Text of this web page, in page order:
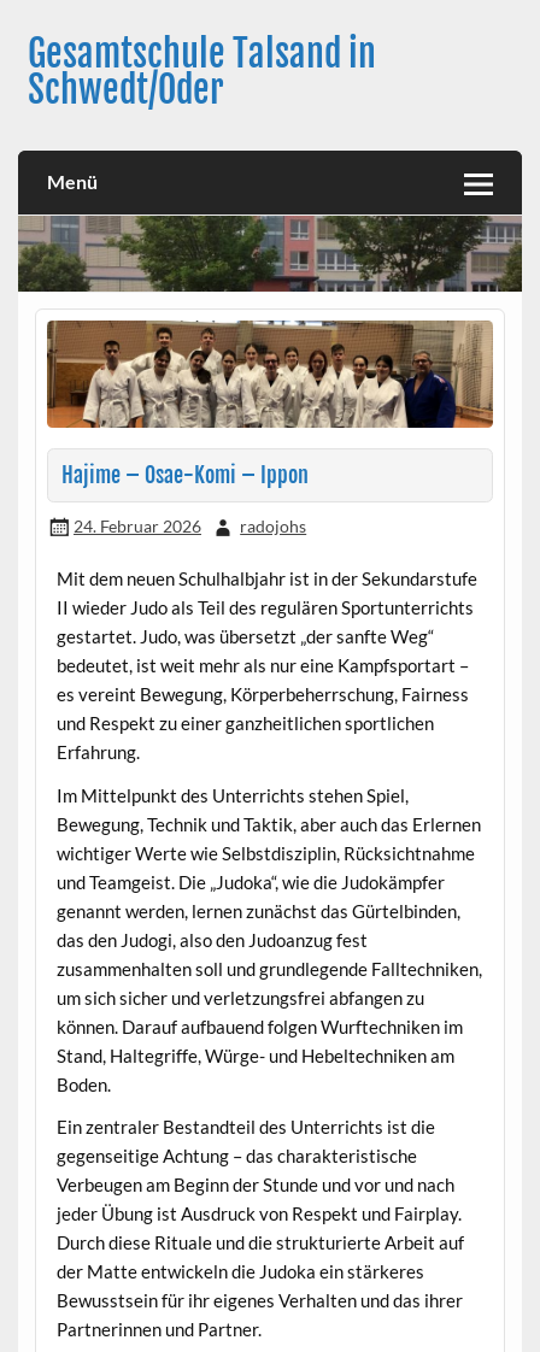
contentGesamtschule Talsand in
Schwedt/Oder
Menü
Hajime – Osae-Komi – Ippon
24. Februar 2026 radojohs
Mit dem neuen Schulhalbjahr ist in der Sekundarstufe
II wieder Judo als Teil des regulären Sportunterrichts
gestartet. Judo, was übersetzt „der sanfte Weg“
bedeutet, ist weit mehr als nur eine Kampfsportart –
es vereint Bewegung, Körperbeherrschung, Fairness
und Respekt zu einer ganzheitlichen sportlichen
Erfahrung.
Im Mittelpunkt des Unterrichts stehen Spiel,
Bewegung, Technik und Taktik, aber auch das Erlernen
wichtiger Werte wie Selbstdisziplin, Rücksichtnahme
und Teamgeist. Die „Judoka“, wie die Judokämpfer
genannt werden, lernen zunächst das Gürtelbinden,
das den Judogi, also den Judoanzug fest
zusammenhalten soll und grundlegende Falltechniken,
um sich sicher und verletzungsfrei abfangen zu
können. Darauf aufbauend folgen Wurftechniken im
Stand, Haltegriffe, Würge- und Hebeltechniken am
Boden.
Ein zentraler Bestandteil des Unterrichts ist die
gegenseitige Achtung – das charakteristische
Verbeugen am Beginn der Stunde und vor und nach
jeder Übung ist Ausdruck von Respekt und Fairplay.
Durch diese Rituale und die strukturierte Arbeit auf
der Matte entwickeln die Judoka ein stärkeres
Bewusstsein für ihr eigenes Verhalten und das ihrer
Partnerinnen und Partner.